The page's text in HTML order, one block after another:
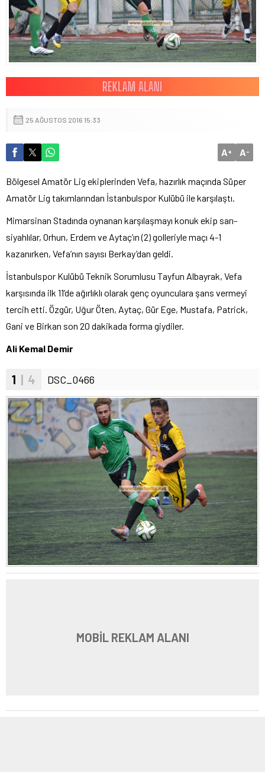
25 AĞUSTOS 2016 15:33
A+ A-
Bölgesel Amatör Lig ekiplerinden Vefa, hazırlık maçında Süper
Amatör Lig takımlarından İstanbulspor Kulübü ile karşılaştı.
Mimarsinan Stadında oynanan karşılaşmayı konuk ekip sarı-
siyahlılar, Orhun, Erdem ve Aytaç’ın (2) golleriyle maçı 4-1
kazanırken, Vefa’nın sayısı Berkay’dan geldi.
İstanbulspor Kulübü Teknik Sorumlusu Tayfun Albayrak, Vefa
karşısında ilk 11’de ağırlıklı olarak genç oyunculara şans vermeyi
tercih etti. Özgür, Uğur Öten, Aytaç, Gür Ege, Mustafa, Patrick,
Gani ve Birkan son 20 dakikada forma giydiler.
Ali Kemal Demir
1 | 4 DSC_0466
MOBİL REKLAM ALANI